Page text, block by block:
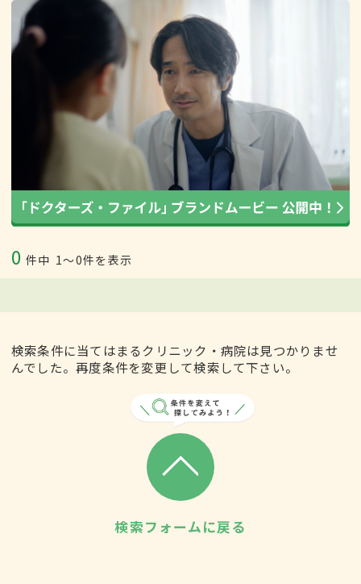
0 件中 1〜0件を表示
検索条件に当てはまるクリニック・病院は見つかりませ
んでした。再度条件を変更して検索して下さい。
検索フォームに戻る